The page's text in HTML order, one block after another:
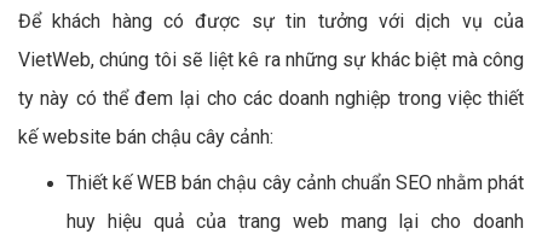
Để khách hàng có được sự tin tưởng với dịch vụ của
VietWeb, chúng tôi sẽ liệt kê ra những sự khác biệt mà công
ty này có thể đem lại cho các doanh nghiệp trong việc thiết
kế website bán chậu cây cảnh:
Thiết kế WEB bán chậu cây cảnh chuẩn SEO nhằm phát
huy hiệu quả của trang web mang lại cho doanh